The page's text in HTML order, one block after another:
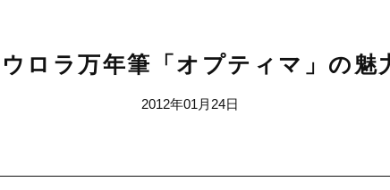
ロラ万年筆「オプティマ」の魅
2012年01月24日